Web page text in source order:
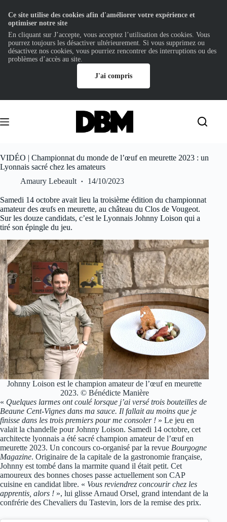
contenu
VIDÉO | Championnat du monde de l’œuf en meurette 2023 : un
Lyonnais sacré chez les amateurs
Amaury Lebeault
14/10/2023
Samedi 14 octobre avait lieu la troisième édition du championnat
amateur des œufs en meurette, au château du Clos de Vougeot.
Sur les douze candidats, c’est le Lyonnais Johnny Loison qui a
tiré son épingle du jeu.
Johnny Loison est le champion amateur de l’œuf en meurette
2023. © Bénédicte Manière
« Quelques larmes ont coulé lorsque j’ai versé trois bouteilles de
Beaune Cent-Vignes dans ma sauce. Il fallait au moins que je
finisse dans les trois premiers pour me consoler ! » Le jeu en
valait la chandelle pour Johnny Loison. Samedi 14 octobre, cet
architecte lyonnais a été sacré champion amateur de l’œuf en
meurette 2023. Un concours co-organisé par la revue Bourgogne
Magazine. Originaire de la capitale de la gastronomie française,
Johnny est tombé dans la marmite quand il était petit. Cet
amoureux des bonnes choses passe actuellement son CAP
cuisine en candidat libre. « Vous reviendrez concourir chez les
apprentis, alors ! », lui glisse Arnaud Orsel, grand intendant de la
confrérie des Chevaliers du Tastevin, lors de la remise des prix.
Ce site utilise des cookies afin d'améliorer votre expérience et
optimiser notre site
En cliquant sur J’accepte, vous acceptez l’utilisation des cookies. Vous
pourrez toujours les désactiver ultérieurement. Si vous supprimez ou
désactivez nos cookies, vous pourriez rencontrer des interruptions ou des
problèmes d’accès au site.
J'ai compris